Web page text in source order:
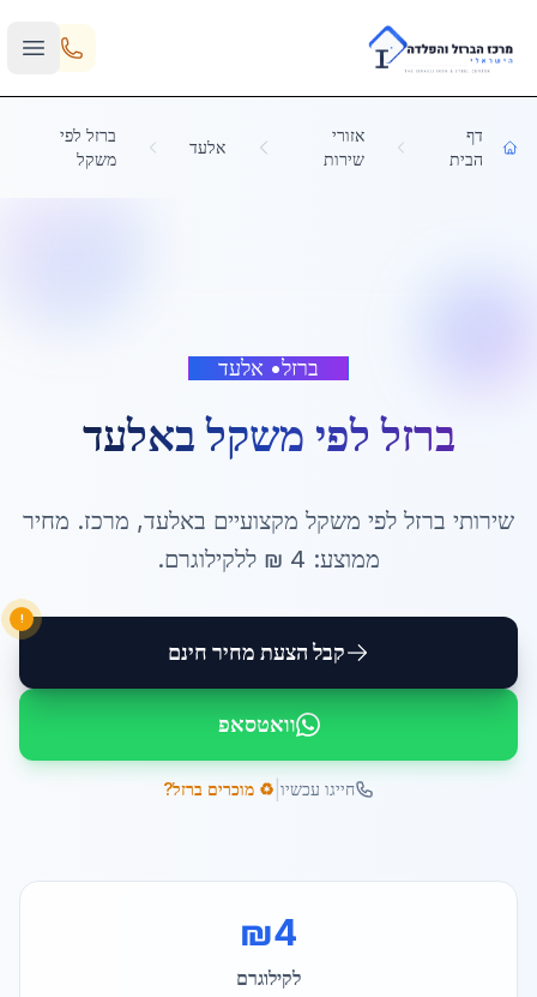
Skip to main content
דף
הבית
אזורי
שירות
אלעד
ברזל לפי
משקל
ברזל• אלעד
ברזל לפי משקלבאלעד
שירותי ברזל לפי משקל מקצועיים באלעד, מרכז. מחיר
ממוצע: 4 ₪ ללקילוגרם.
קבל הצעת מחיר חינם
!
וואטסאפ
חייגו עכשיו ♻️ מוכרים ברזל?
₪4
לקילוגרם